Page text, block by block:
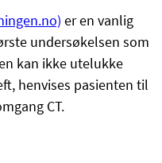
er en vanlig
undersøkelsen som
kan ikke utelukke
henvises pasienten til
CT.